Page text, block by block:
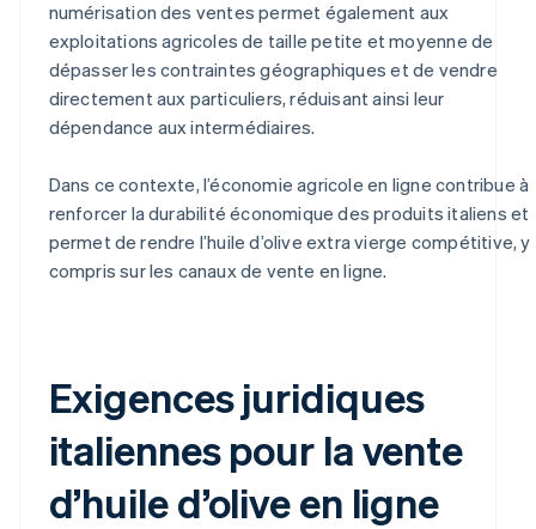
numérisation des ventes permet également aux
exploitations agricoles de taille petite et moyenne de
dépasser les contraintes géographiques et de vendre
directement aux particuliers, réduisant ainsi leur
dépendance aux intermédiaires.
Dans ce contexte, l’économie agricole en ligne contribue à
renforcer la durabilité économique des produits italiens et
permet de rendre l’huile d’olive extra vierge compétitive, y
compris sur les canaux de vente en ligne.
Exigences juridiques
italiennes pour la vente
d’huile d’olive en ligne